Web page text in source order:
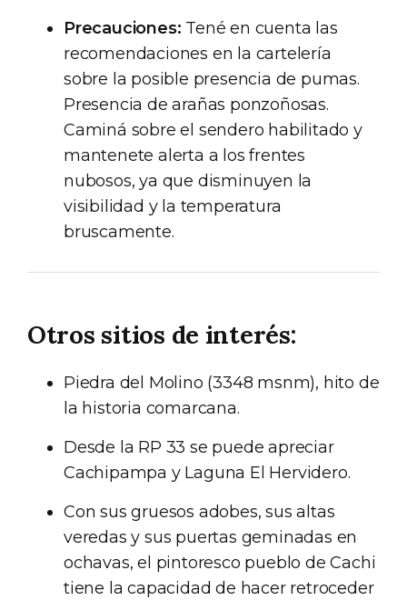
Precauciones: Tené en cuenta las
recomendaciones en la cartelería
sobre la posible presencia de pumas.
Presencia de arañas ponzoñosas.
Caminá sobre el sendero habilitado y
mantenete alerta a los frentes
nubosos, ya que disminuyen la
visibilidad y la temperatura
bruscamente.
Otros sitios de interés:
Piedra del Molino (3348 msnm), hito de
la historia comarcana.
Desde la RP 33 se puede apreciar
Cachipampa y Laguna El Hervidero.
Con sus gruesos adobes, sus altas
veredas y sus puertas geminadas en
ochavas, el pintoresco pueblo de Cachi
tiene la capacidad de hacer retroceder